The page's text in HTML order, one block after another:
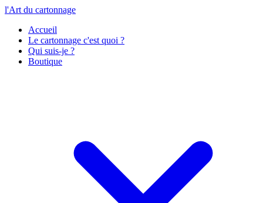
l'Art du cartonnage
Accueil
Le cartonnage c'est quoi ?
Qui suis-je ?
Boutique